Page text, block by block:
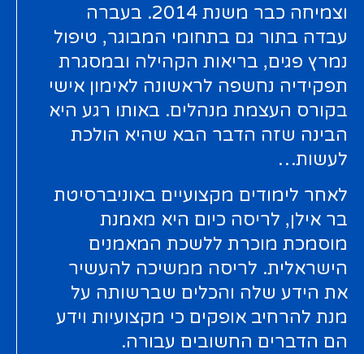
וצמיחה כבר משנת 2014. בעברה
עבדה בתור גם בתחומי המבוגר, טיפול
נמרץ פגים, בריאות הקהילה ובמסגרת
תפקידיה נחשפה לראשונה לאימון אישי
בקורס העצמת מנהלים. באותו רגע היא
הבינה שזה הדבר הבא שהיא הולכת
לעשות…
לאחר לימודים מקצועיים באוניברסיטת
בר אילן, לריסה כיום היא מאמנת
מוסמכת מוכרת ללשכת המאמנים
הישראלית. לריסה ממשיכה להעשיר
את הידע שלה והכלים שברשותה על
מנת להרחיב אופקים כי מקצועיות וידע
הם הדברים החשובים עבורה.